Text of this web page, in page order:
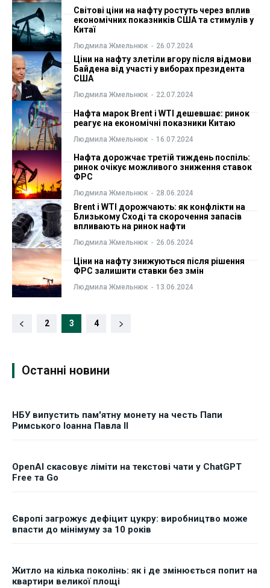
Світові ціни на нафту ростуть через вплив
економічних показників США та стимулів у
Китаї
Людмила Жмельнюк - 26.07.2024
Ціни на нафту злетіли вгору після відмови
Байдена від участі у виборах президента
США
Людмила Жмельнюк - 22.07.2024
Нафта марок Brent і WTI дешевшає: ринок
реагує на економічні показники Китаю
Людмила Жмельнюк - 16.07.2024
Нафта дорожчає третій тиждень поспіль:
ринок очікує можливого зниження ставок
ФРС
Людмила Жмельнюк - 28.06.2024
Brent і WTI дорожчають: як конфлікти на
Близькому Сході та скорочення запасів
впливають на ринок нафти
Людмила Жмельнюк - 26.06.2024
Ціни на нафту знижуються після рішення
ФРС залишити ставки без змін
Людмила Жмельнюк - 13.06.2024
2 3 4
Останні новини
НБУ випустить пам'ятну монету на честь Папи
Римського Іоанна Павла II
OpenAI скасовує ліміти на текстові чати у ChatGPT
Free та Go
Європі загрожує дефіцит цукру: виробництво може
впасти до мінімуму за 10 років
Житло на кілька поколінь: як і де змінюється попит на
квартири великої площі